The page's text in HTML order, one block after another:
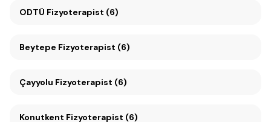
ODTÜ Fizyoterapist (6)
Beytepe Fizyoterapist (6)
Çayyolu Fizyoterapist (6)
Konutkent Fizyoterapist (6)